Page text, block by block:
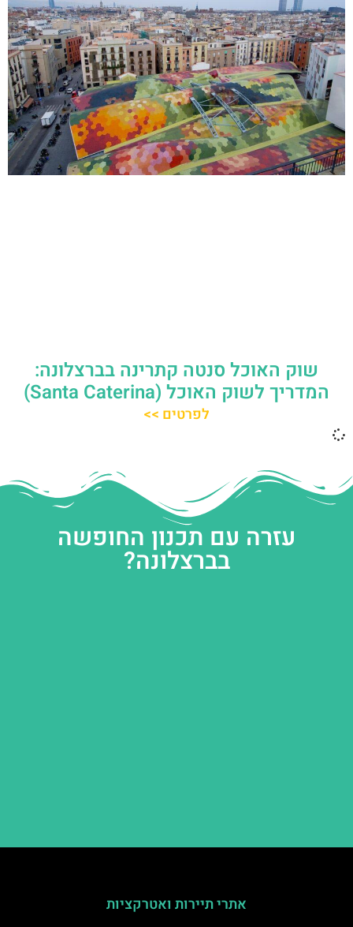
שוק האוכל סנטה קתרינה בברצלונה:
המדריך לשוק האוכל (Santa Caterina)
לפרטים >>
עזרה עם תכנון החופשה
בברצלונה?
אתרי תיירות ואטרקציות